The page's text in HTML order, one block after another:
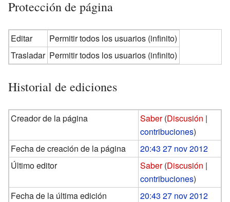
Protección de página
Editar
Permitir todos los usuarios (infinito)
Trasladar Permitir todos los usuarios (infinito)
Historial de ediciones
Creador de la página Saber (Discusión |
contribuciones)
Fecha de creación de la página
20:43 27 nov 2012
Último editor
Saber (Discusión |
contribuciones)
Fecha de la última edición
20:43 27 nov 2012